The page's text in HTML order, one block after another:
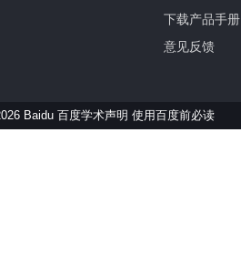
下载产品手册
意见反馈
Baidu 百度学术声明 使用百度前必读